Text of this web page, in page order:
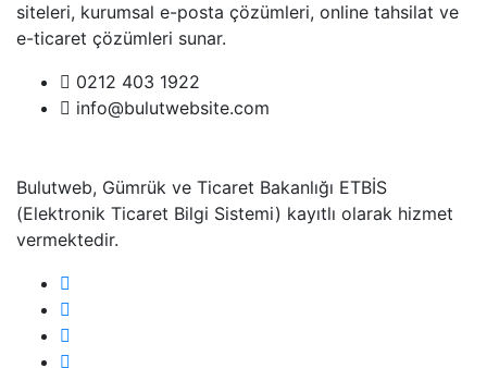
siteleri, kurumsal e-posta çözümleri, online tahsilat ve
e-ticaret çözümleri sunar.
0212 403 1922
info@bulutwebsite.com
Bulutweb, Gümrük ve Ticaret Bakanlığı ETBİS
(Elektronik Ticaret Bilgi Sistemi) kayıtlı olarak hizmet
vermektedir.